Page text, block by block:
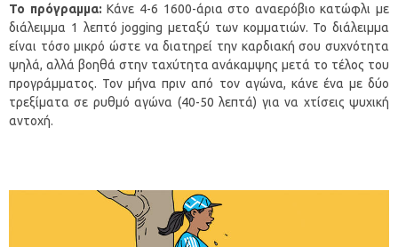
Το πρόγραμμα: Κάνε 4-6 1600-άρια στο αναερόβιο κατώφλι με
διάλειμμα 1 λεπτό jogging μεταξύ των κομματιών. Το διάλειμμα
είναι τόσο μικρό ώστε να διατηρεί την καρδιακή σου συχνότητα
ψηλά, αλλά βοηθά στην ταχύτητα ανάκαμψης μετά το τέλος του
προγράμματος. Τον μήνα πριν από τον αγώνα, κάνε ένα με δύο
τρεξίματα σε ρυθμό αγώνα (40-50 λεπτά) για να χτίσεις ψυχική
αντοχή.